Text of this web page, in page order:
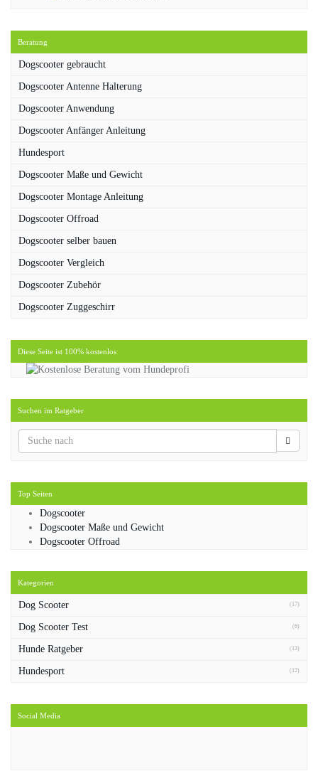
Beratung
Dogscooter gebraucht
Dogscooter Antenne Halterung
Dogscooter Anwendung
Dogscooter Anfänger Anleitung
Hundesport
Dogscooter Maße und Gewicht
Dogscooter Montage Anleitung
Dogscooter Offroad
Dogscooter selber bauen
Dogscooter Vergleich
Dogscooter Zubehör
Dogscooter Zuggeschirr
Diese Seite ist 100% kostenlos
Suchen im Ratgeber
Top Seiten
Dogscooter
Dogscooter Maße und Gewicht
Dogscooter Offroad
Kategorien
Dog Scooter (17)
Dog Scooter Test (6)
Hunde Ratgeber (13)
Hundesport (12)
Social Media